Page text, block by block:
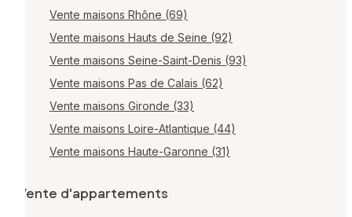
Vente maisons Rhône (69)
Vente maisons Hauts de Seine (92)
Vente maisons Seine-Saint-Denis (93)
Vente maisons Pas de Calais (62)
Vente maisons Gironde (33)
Vente maisons Loire-Atlantique (44)
Vente maisons Haute-Garonne (31)
Vente d'appartements